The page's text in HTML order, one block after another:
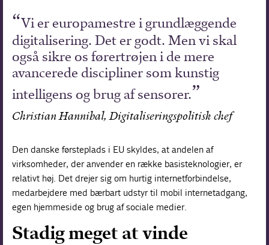
Vi er europamestre i grundlæggende
digitalisering. Det er godt. Men vi skal
også sikre os førertrøjen i de mere
avancerede discipliner som kunstig
intelligens og brug af sensorer.
Christian Hannibal, Digitaliseringspolitisk chef
Den danske førsteplads i EU skyldes, at andelen af
virksomheder, der anvender en række basisteknologier, er
relativt høj. Det drejer sig om hurtig internetforbindelse,
medarbejdere med bærbart udstyr til mobil internetadgang,
egen hjemmeside og brug af sociale medier.
Stadig meget at vinde